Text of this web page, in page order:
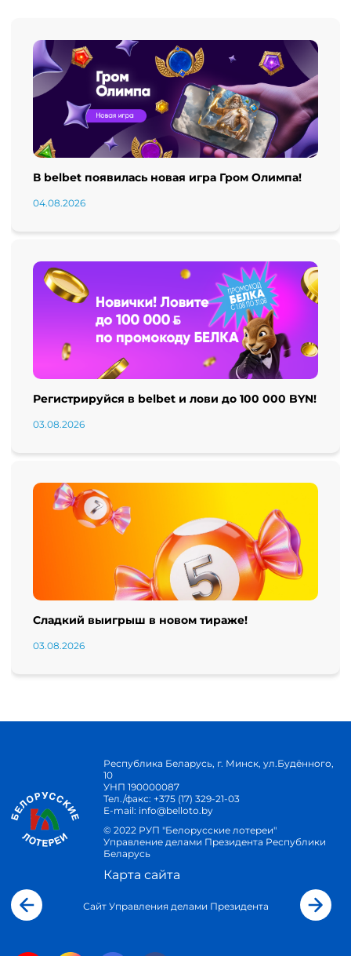
В belbet появилась новая игра Гром Олимпа!
04.08.2026
Регистрируйся в belbet и лови до 100 000 BYN!
03.08.2026
Сладкий выигрыш в новом тираже!
03.08.2026
Республика Беларусь, г. Минск, ул.Будённого,
10
УНП 190000087
Тел./факс: +375 (17) 329-21-03
E-mail: info@belloto.by
© 2022 РУП "Белорусские лотереи"
Управление делами Президента Республики
Беларусь
Карта сайта
Сайт Управления делами Президента